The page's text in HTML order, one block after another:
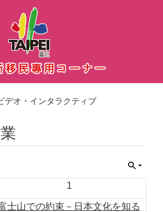
クにスキップ
デオ・インタラクティブ
1
士山での約束－日本文化を知る